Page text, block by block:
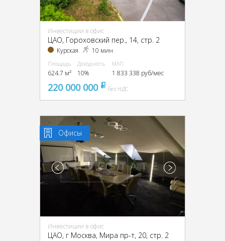
Инвестиции в офис
ЦАО, Гороховский пер., 14, стр. 2
Курская 10 мин
Площадь
624.7 м²
Доходность
10%
МАП
1 833 338 руб/мес
220 000 000 pуббез НДС
Офисы
Инвестиции в офис
ЦАО, г Москва, Мира пр-т, 20, стр. 2